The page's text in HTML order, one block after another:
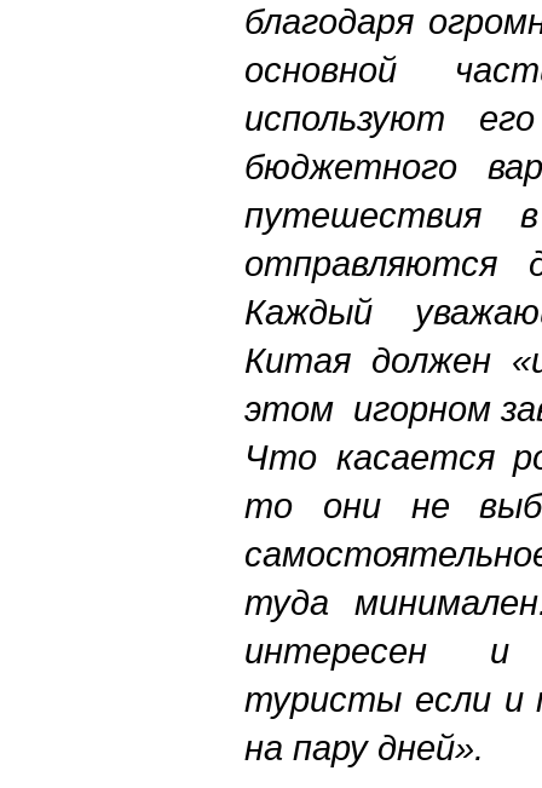
благодаря
основной
используют
бюджетного
путешествия
отправляются
Каждый
Китая должен
этом игорном
Что касается
то они не
туда
интересен и
туристы если и
на пару дней».